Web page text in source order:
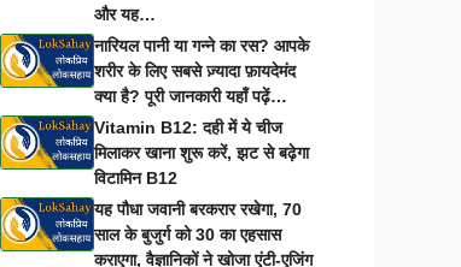
और यह…
नारियल पानी या गन्ने का रस? आपके
शरीर के लिए सबसे ज़्यादा फ़ायदेमंद
क्या है? पूरी जानकारी यहाँ पढ़ें…
Vitamin B12: दही में ये चीज
मिलाकर खाना शुरू करें, झट से बढ़ेगा
विटामिन B12
यह पौधा जवानी बरकरार रखेगा, 70
साल के बुजुर्ग को 30 का एहसास
कराएगा, वैज्ञानिकों ने खोजा एंटी-एजिंग